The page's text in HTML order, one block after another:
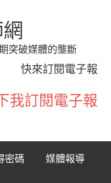
突破媒體的壟斷
快來訂閱電子報
我訂閱電子報
密碼 媒體報導